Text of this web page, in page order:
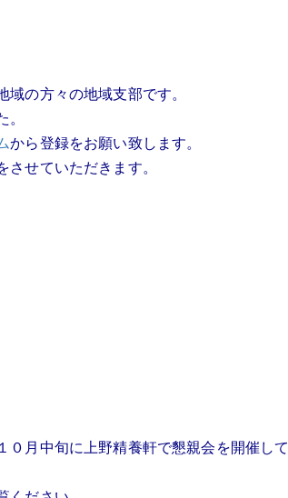
の方々の地域支部です。
。
から登録をお願い致します。
せていただきます。
０月中旬に上野精養軒で懇親会を開催して